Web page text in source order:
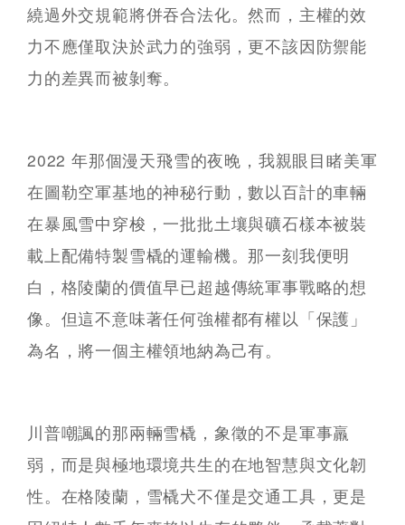
繞過外交規範將併吞合法化。然而，主權的效
力不應僅取決於武力的強弱，更不該因防禦能
力的差異而被剝奪。
2022 年那個漫天飛雪的夜晚，我親眼目睹美軍
在圖勒空軍基地的神秘行動，數以百計的車輛
在暴風雪中穿梭，一批批土壤與礦石樣本被裝
載上配備特製雪橇的運輸機。那一刻我便明
白，格陵蘭的價值早已超越傳統軍事戰略的想
像。但這不意味著任何強權都有權以「保護」
為名，將一個主權領地納為己有。
川普嘲諷的那兩輛雪橇，象徵的不是軍事羸
弱，而是與極地環境共生的在地智慧與文化韌
性。在格陵蘭，雪橇犬不僅是交通工具，更是